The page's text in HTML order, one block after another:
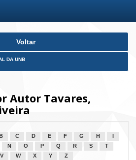
Voltar
DA UNB
Autor Tavares,
B C D E F G H
N O P Q R S
T
V W X Y Z